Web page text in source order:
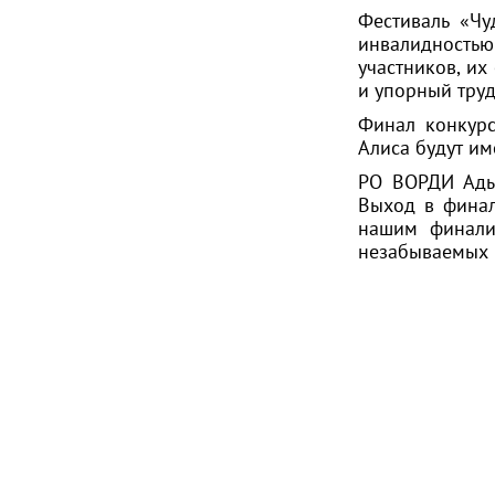
Фестиваль
участников,
и упорный
Финал
Алиса будут
РО ВОРДИ
Выход в
нашим
незабываемых